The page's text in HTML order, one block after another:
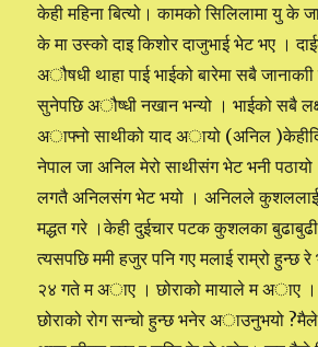
केही महिना बित्यो। कामको सिलिलामा यु के
के मा उस्को दाइ किशोर दाजुभाई भेट भए ।
अौषधी थाहा पाई भाईको बारेमा सबै
सुनेपछि अौष्धी नखान भन्यो । भाईको सबै
अाफ्नो साथीको याद अायो (अनिल
नेपाल जा अनिल मेरो साथीसंग भेट भनी
लगतै अनिलसंग भेट भयो । अनिलले कुशललाई
मद्धत गरे ।केही दुईचार पटक कुशलका
त्यसपछि ममी हजुर पनि गए मलाई राम्रो हुन्छ
२४ गते म अाए । छोराको मायाले म अाए ।
छोराको रोग सन्चो हुन्छ भनेर अाउनुभयो